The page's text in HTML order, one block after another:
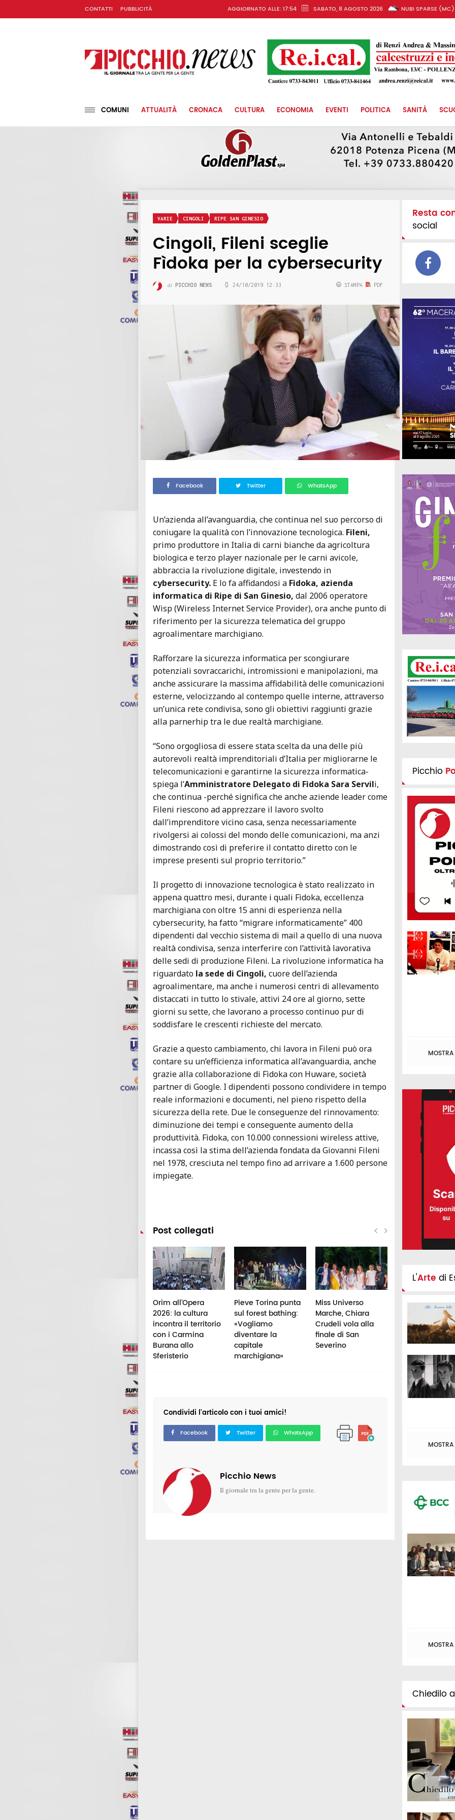
CONTATTI PUBBLICITÀ AGGIORNATO ALLE: 17:54 SABATO, 8 AGOSTO 2026 NUBI SPARSE (MC)
COMUNI ATTUALITÀ CRONACA CULTURA ECONOMIA EVENTI POLITICA SANITÀ
VARIE CINGOLI RIPE SAN GINESIO
Cingoli, Fileni sceglie
Fìdoka per la cybersecurity
di PICCHIO NEWS 24/10/2019 12:33 STAMPA PDF
Facebook Twitter WhatsApp
Un’azienda all’avanguardia, che continua nel suo percorso di
coniugare la qualità con l’innovazione tecnologica. Fileni,
primo produttore in Italia di carni bianche da agricoltura
biologica e terzo player nazionale per le carni avicole,
abbraccia la rivoluzione digitale, investendo in
cybersecurity. E lo fa affidandosi a Fìdoka, azienda
informatica di Ripe di San Ginesio, dal 2006 operatore
Wisp (Wireless Internet Service Provider), ora anche punto di
riferimento per la sicurezza telematica del gruppo
agroalimentare marchigiano.
Rafforzare la sicurezza informatica per scongiurare
potenziali sovraccarichi, intromissioni e manipolazioni, ma
anche assicurare la massima affidabilità delle comunicazioni
esterne, velocizzando al contempo quelle interne, attraverso
un’unica rete condivisa, sono gli obiettivi raggiunti grazie
alla parnerhip tra le due realtà marchigiane.
“Sono orgogliosa di essere stata scelta da una delle più
autorevoli realtà imprenditoriali d’Italia per migliorarne le
telecomunicazioni e garantirne la sicurezza informatica-
spiega l’Amministratore Delegato di Fìdoka Sara Servili,
che continua -perché significa che anche aziende leader come
Fileni riescono ad apprezzare il lavoro svolto
dall’imprenditore vicino casa, senza necessariamente
rivolgersi ai colossi del mondo delle comunicazioni, ma anzi
dimostrando così di preferire il contatto diretto con le
imprese presenti sul proprio territorio.”
Il progetto di innovazione tecnologica è stato realizzato in
appena quattro mesi, durante i quali Fìdoka, eccellenza
marchigiana con oltre 15 anni di esperienza nella
cybersecurity, ha fatto “migrare informaticamente” 400
dipendenti dal vecchio sistema di mail a quello di una nuova
realtà condivisa, senza interferire con l’attività lavorativa
delle sedi di produzione Fileni. La rivoluzione informatica ha
riguardato la sede di Cingoli, cuore dell’azienda
agroalimentare, ma anche i numerosi centri di allevamento
distaccati in tutto lo stivale, attivi 24 ore al giorno, sette
giorni su sette, che lavorano a processo continuo pur di
soddisfare le crescenti richieste del mercato.
Grazie a questo cambiamento, chi lavora in Fileni può ora
contare su un’efficienza informatica all’avanguardia, anche
grazie alla collaborazione di Fìdoka con Huware, società
partner di Google. I dipendenti possono condividere in tempo
reale informazioni e documenti, nel pieno rispetto della
sicurezza della rete. Due le conseguenze del rinnovamento:
diminuzione dei tempi e conseguente aumento della
produttività. Fìdoka, con 10.000 connessioni wireless attive,
incassa così la stima dell’azienda fondata da Giovanni Fileni
nel 1978, cresciuta nel tempo fino ad arrivare a 1.600 persone
impiegate.
Post collegati
Orim all'Opera
2026: la cultura
incontra il territorio
con i Carmina
Burana allo
Sferisterio
Pieve Torina punta
sul forest bathing:
«Vogliamo
diventare la
capitale
marchigiana»
Miss Universo
Marche, Chiara
Crudeli vola alla
finale di San
Severino
Frutta d’estate:
ingrassare? I falsi
miti da sfatare
Condividi l'articolo con i tuoi amici!
Facebook Twitter WhatsApp
Picchio News
Il giornale tra la gente per la gente.
Resta
social
Picchio
L'Arte di
Chiedilo